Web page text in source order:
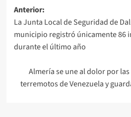
Navegación
de
entradas
Anterior:
La Junta Local de Seguridad de
municipio registró únicamente 86
durante el último año
Almería se une al dolor por
terremotos de Venezuela y